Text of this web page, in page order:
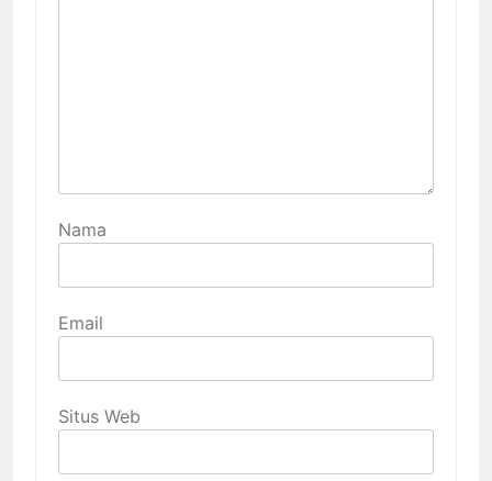
Nama
Email
Situs Web